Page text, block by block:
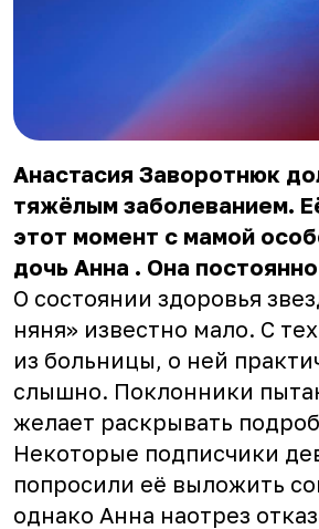
Анастасия Заворотнюк
тяжёлым заболеванием.
этот момент с мамой
дочь Анна . Она
О состоянии здоровья
няня» известно мало. С
из больницы, о ней
слышно. Поклонники
желает раскрывать
Некоторые подписчики
попросили её выложить
однако Анна наотрез